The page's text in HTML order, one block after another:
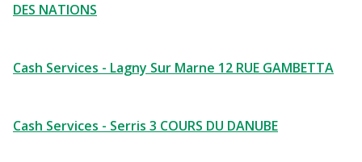
DES NATIONS
Cash Services - Lagny Sur Marne 12 RUE GAMBETTA
Cash Services - Serris 3 COURS DU DANUBE